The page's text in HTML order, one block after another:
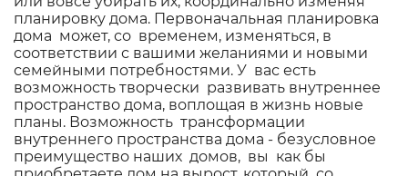
планировку дома. Первоначальная планировка
дома может, со временем, изменяться, в
соответствии с вашими желаниями и новыми
семейными потребностями. У вас есть
возможность творчески развивать внутреннее
пространство дома, воплощая в жизнь новые
планы. Возможность трансформации
внутреннего пространства дома - безусловное
преимущество наших домов, вы как бы